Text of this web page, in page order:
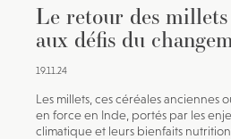
Le retour des
aux défis du
19.11.24
Les millets, ces céréales anciennes
en force en Inde, portés par les
climatique et leurs bienfaits